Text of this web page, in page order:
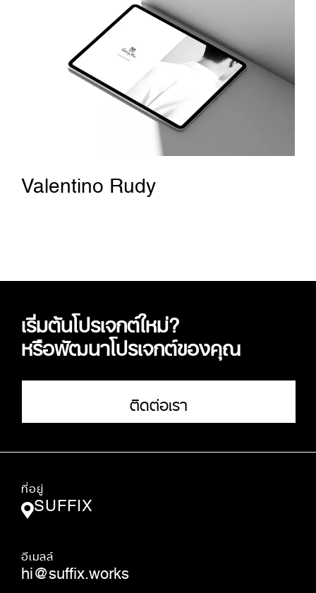
Valentino Rudy
เริ่มต้นโปรเจกต์ใหม่?
หรือพัฒนาโปรเจกต์ของคุณ
ติดต่อเรา
ที่อยู่
SUFFIX
อีเมลล์
hi@suffix.works